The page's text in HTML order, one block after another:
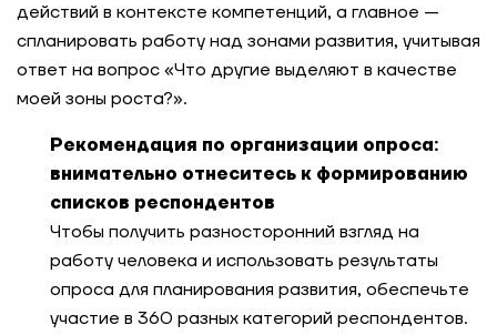
действий в контексте компетенций, а главное —
спланировать работу над зонами развития, учитывая
ответ на вопрос «Что другие выделяют в качестве
моей зоны роста?».
Рекомендация по организации опроса:
внимательно отнеситесь к формированию
списков респондентов
Чтобы получить разносторонний взгляд на
работу человека и использовать результаты
опроса для планирования развития, обеспечьте
участие в 360 разных категорий респондентов.